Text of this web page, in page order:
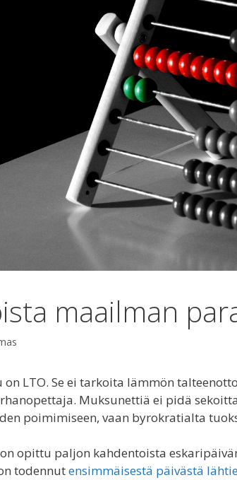
maailman
on LTO. Se ei tarkoita lämmön
Muksunettiä ei pidä
poimimiseen, vaan byrokratialta
on opittu paljon kahdentoista
todennutensimmäisestä päivästä